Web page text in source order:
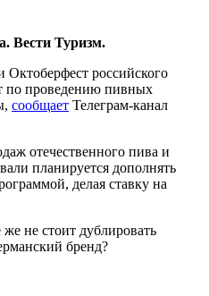
Вести Туризм.
российского
по проведению пивных
сообщает Телеграм-канал
отечественного пива и
планируется дополнять
делая ставку на
не стоит дублировать
бренд?